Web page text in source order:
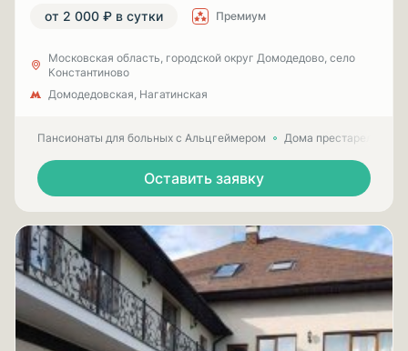
от 2 000 ₽ в сутки Премиум
Московская область, городской округ Домодедово, село
Константиново
Домодедовская, Нагатинская
Пансионаты для больных с Альцгеймером Дома престарелых
Оставить заявку